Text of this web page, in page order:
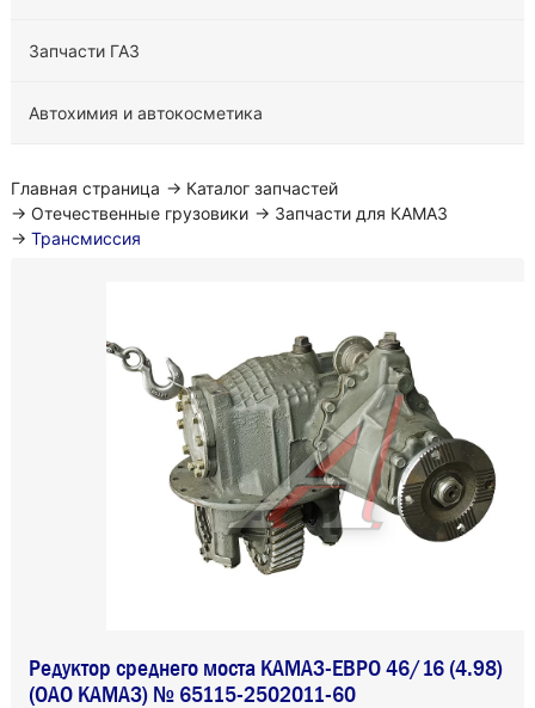
Запчасти ГАЗ
Автохимия и автокосметика
Главная страница → Каталог запчастей
→ Отечественные грузовики → Запчасти для КАМАЗ
→ Трансмиссия
Редуктор среднего моста КАМАЗ-ЕВРО 46/16 (4.98)
(ОАО КАМАЗ) № 65115-2502011-60